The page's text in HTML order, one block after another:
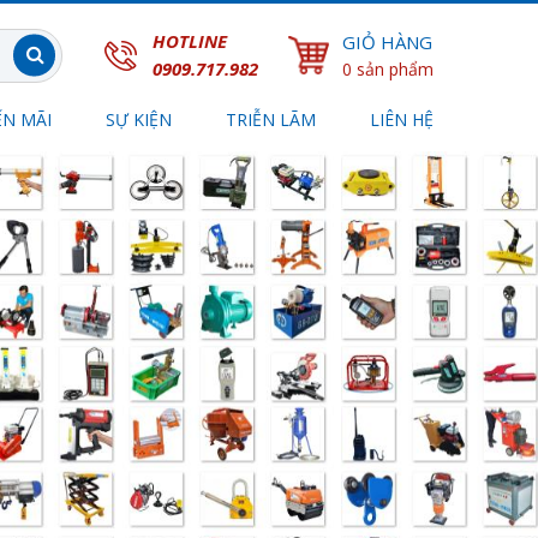
HOTLINE
0909.717.982
GIỎ HÀNG
0 sản phẩm
MÃI SỰ KIỆN TRIỄN LÃM LIÊN HỆ